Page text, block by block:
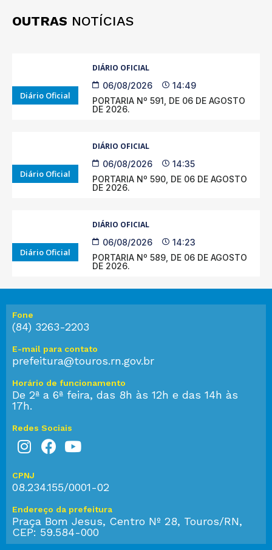
OUTRAS NOTÍCIAS
Diário Oficial
DIÁRIO OFICIAL
06/08/2026
14:49
PORTARIA Nº 591, DE 06 DE AGOSTO
DE 2026.
Diário Oficial
DIÁRIO OFICIAL
06/08/2026
14:35
PORTARIA Nº 590, DE 06 DE AGOSTO
DE 2026.
Diário Oficial
DIÁRIO OFICIAL
06/08/2026
14:23
PORTARIA Nº 589, DE 06 DE AGOSTO
DE 2026.
Fone
(84) 3263-2203
E-mail para contato
prefeitura@touros.rn.gov.br
Horário de funcionamento
De 2ª a 6ª feira, das 8h às 12h e das 14h às
17h.
Redes Sociais
CPNJ
08.234.155/0001-02
Endereço da prefeitura
Praça Bom Jesus, Centro Nº 28, Touros/RN,
CEP: 59.584-000